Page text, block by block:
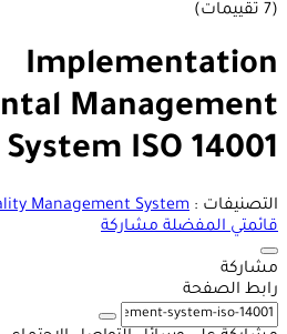
(7 تقييمات)
Implementation
Management
System ISO 14001
التصنيفات : Management System
قائمتي المفضلةمشاركة
مشاركة
رابط الصفحة